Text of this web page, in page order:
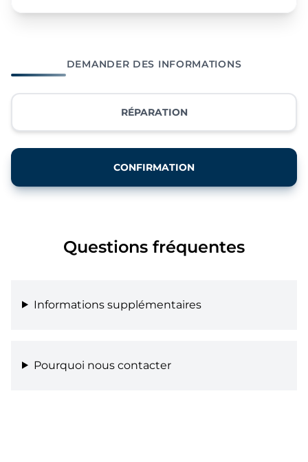
DEMANDER DES INFORMATIONS
RÉPARATION
CONFIRMATION
Questions fréquentes
Informations supplémentaires
Pourquoi nous contacter